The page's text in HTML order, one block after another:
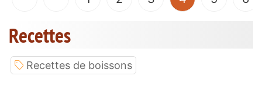
Recettes
Recettes de boissons